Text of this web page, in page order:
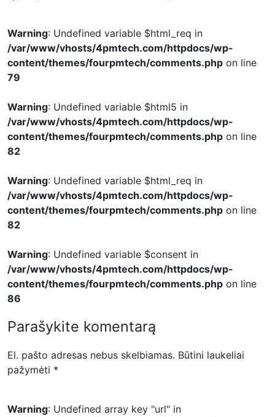
Warning: Undefined variable $html_req in
/var/www/vhosts/4pmtech.com/httpdocs/wp-
content/themes/fourpmtech/comments.php on line
79
Warning: Undefined variable $html5 in
/var/www/vhosts/4pmtech.com/httpdocs/wp-
content/themes/fourpmtech/comments.php on line
82
Warning: Undefined variable $html_req in
/var/www/vhosts/4pmtech.com/httpdocs/wp-
content/themes/fourpmtech/comments.php on line
82
Warning: Undefined variable $consent in
/var/www/vhosts/4pmtech.com/httpdocs/wp-
content/themes/fourpmtech/comments.php on line
86
Parašykite komentarą
El. pašto adresas nebus skelbiamas. Būtini laukeliai
pažymėti *
Warning: Undefined array key "url" in